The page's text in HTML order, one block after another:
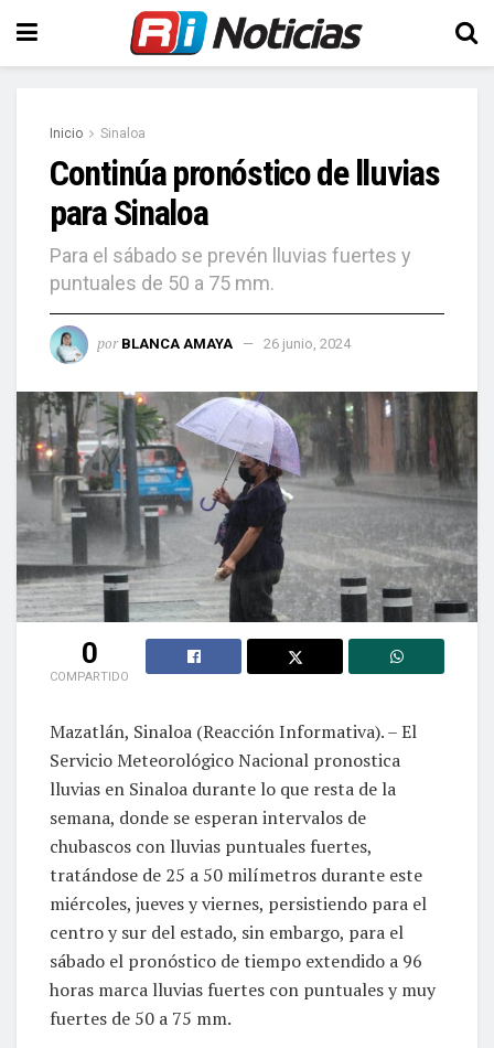
Inicio Sinaloa
Continúa pronóstico de lluvias
para Sinaloa
Para el sábado se prevén lluvias fuertes y
puntuales de 50 a 75 mm.
por BLANCA AMAYA 26 junio, 2024
0
COMPARTIDO
Mazatlán, Sinaloa (Reacción Informativa). – El
Servicio Meteorológico Nacional pronostica
lluvias en Sinaloa durante lo que resta de la
semana, donde se esperan intervalos de
chubascos con lluvias puntuales fuertes,
tratándose de 25 a 50 milímetros durante este
miércoles, jueves y viernes, persistiendo para el
centro y sur del estado, sin embargo, para el
sábado el pronóstico de tiempo extendido a 96
horas marca lluvias fuertes con puntuales y muy
fuertes de 50 a 75 mm.